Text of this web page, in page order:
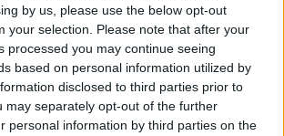
by us, please use the below opt-out
your selection. Please note that after your
processed you may continue seeing
based on personal information utilized by
disclosed to third parties prior to
may separately opt-out of the further
personal information by third parties on the
volte... magari far finta di essere una
e farsi sentire a ridere ecc🤣🤣 tanto lo
rimproverato per quello che non ha
diverso 😂
ore 13:32